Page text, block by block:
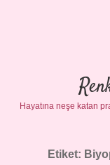
Hayatına neşe katan
Etiket: